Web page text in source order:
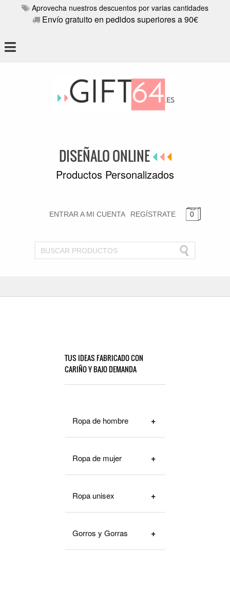
Aprovecha nuestros descuentos por varias cantidades
Envío gratuito en pedidos superiores a 90€
DISEÑALO ONLINE
Productos Personalizados
0
REGÍSTRATE
ENTRAR A MI CUENTA
TUS IDEAS FABRICADO CON
CARIÑO Y BAJO DEMANDA
Ropa de hombre
Ropa de mujer
Ropa unisex
Gorros y Gorras